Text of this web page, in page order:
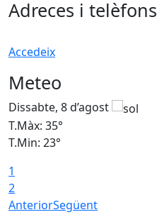
Adreces i telèfons
Accedeix
Meteo
Dissabte, 8 d’agost
T.Màx: 35°
T.Min: 23°
1
2
AnteriorSegüent